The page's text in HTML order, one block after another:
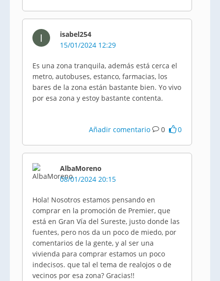
I
isabel254
15/01/2024 12:29
Es una zona tranquila, además está cerca el
metro, autobuses, estanco, farmacias, los
bares de la zona están bastante bien. Yo vivo
por esa zona y estoy bastante contenta.
Añadir comentario 0 0
AlbaMoreno
08/01/2024 20:15
Hola! Nosotros estamos pensando en
comprar en la promoción de Premier, que
está en Gran Vía del Sureste, justo donde las
fuentes, pero nos da un poco de miedo, por
comentarios de la gente, y al ser una
vivienda para comprar estamos un poco
indecisos. que tal el tema de realojos o de
vecinos por esa zona? Gracias!!